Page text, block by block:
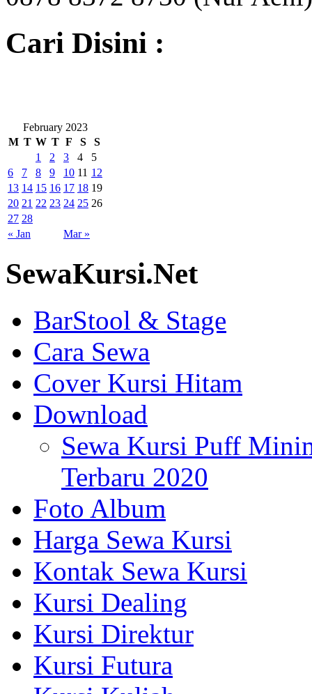
Cari Disini :
February 2023
M T W T F S S
« Jan Mar »
1 2 3 4
5
6
7 8 9 10 11 12
13 14 15 16 17 18 19
20 21 22 23 24 25 26
27 28
SewaKursi.Net
BarStool & Stage
Cara Sewa
Cover Kursi Hitam
Download
Sewa Kursi Puff
Terbaru 2020
Foto Album
Harga Sewa Kursi
Kontak Sewa Kursi
Kursi Dealing
Kursi Direktur
Kursi Futura